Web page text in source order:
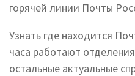
горячей линии Почты
Узнать где находится
часа работают
остальные актуальные